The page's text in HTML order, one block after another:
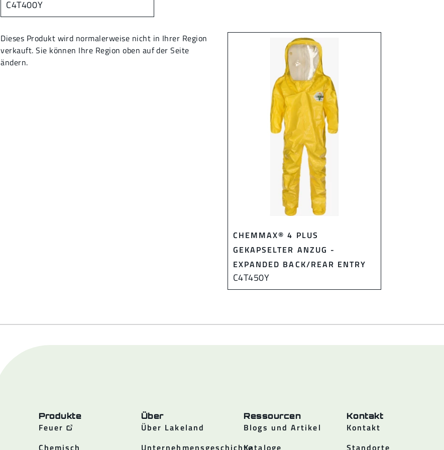
C4T400Y
Dieses Produkt wird normalerweise nicht in Ihrer Region
verkauft. Sie können Ihre Region oben auf der Seite
ändern.
CHEMMAX® 4 PLUS
GEKAPSELTER ANZUG -
EXPANDED BACK/REAR ENTRY
C4T450Y
Produkte
Feuer
Chemisch
Über
Über Lakeland
Unternehmensgeschichte
Ressourcen
Blogs und Artikel
Kataloge
Kontakt
Kontakt
Standorte